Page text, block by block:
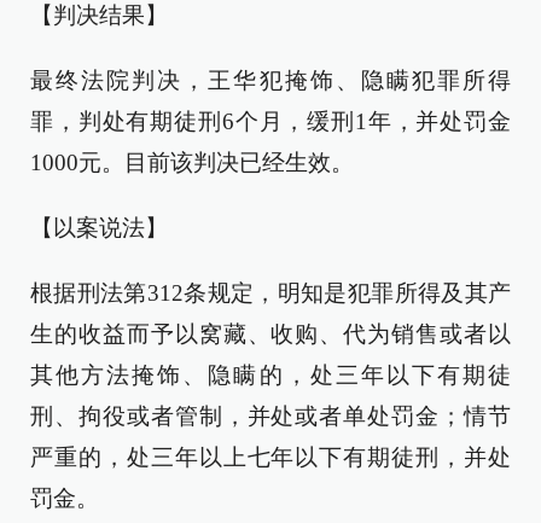
【判决结果】
最终法院判决，王华犯掩饰、隐瞒犯罪所得
罪，判处有期徒刑6个月，缓刑1年，并处罚金
1000元。目前该判决已经生效。
【以案说法】
根据刑法第312条规定，明知是犯罪所得及其产
生的收益而予以窝藏、收购、代为销售或者以
其他方法掩饰、隐瞒的，处三年以下有期徒
刑、拘役或者管制，并处或者单处罚金；情节
严重的，处三年以上七年以下有期徒刑，并处
罚金。